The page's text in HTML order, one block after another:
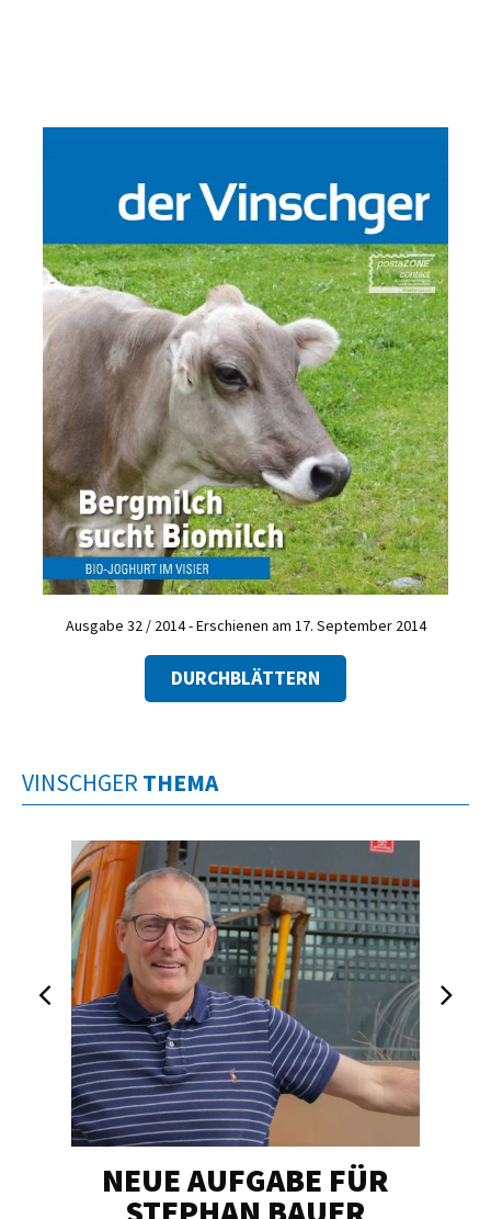
Ausgabe 32 / 2014 - Erschienen am 17. September 2014
DURCHBLÄTTERN
VINSCHGER THEMA
NEUE AUFGABE FÜR